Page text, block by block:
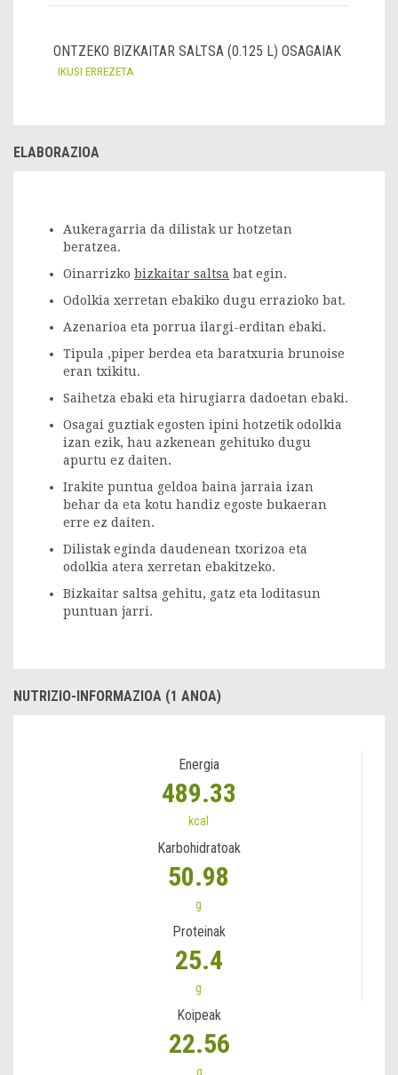
ONTZEKO BIZKAITAR SALTSA (0.125 L) OSAGAIAK
IKUSI ERREZETA
ELABORAZIOA
Aukeragarria da dilistak ur hotzetan
beratzea.
Oinarrizko bizkaitar saltsa bat egin.
Odolkia xerretan ebakiko dugu errazioko bat.
Azenarioa eta porrua ilargi-erditan ebaki.
Tipula ,piper berdea eta baratxuria brunoise
eran txikitu.
Saihetza ebaki eta hirugiarra dadoetan ebaki.
Osagai guztiak egosten ipini hotzetik odolkia
izan ezik, hau azkenean gehituko dugu
apurtu ez daiten.
Irakite puntua geldoa baina jarraia izan
behar da eta kotu handiz egoste bukaeran
erre ez daiten.
Dilistak eginda daudenean txorizoa eta
odolkia atera xerretan ebakitzeko.
Bizkaitar saltsa gehitu, gatz eta loditasun
puntuan jarri.
NUTRIZIO-INFORMAZIOA (1 ANOA)
Energia
489.33
kcal
Karbohidratoak
50.98
g
Proteinak
25.4
g
Koipeak
22.56
g